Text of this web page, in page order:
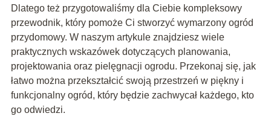
Dlatego też przygotowaliśmy dla Ciebie kompleksowy
przewodnik, który pomoże Ci stworzyć wymarzony ogród
przydomowy. W naszym artykule znajdziesz wiele
praktycznych wskazówek dotyczących planowania,
projektowania oraz pielęgnacji ogrodu. Przekonaj się, jak
łatwo można przekształcić swoją przestrzeń w piękny i
funkcjonalny ogród, który będzie zachwycał każdego, kto
go odwiedzi.